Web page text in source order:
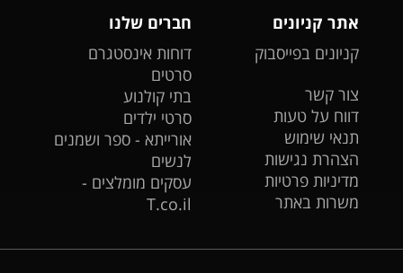
אתר קניונים
קניונים בפייסבוק
צור קשר
דווח על טעות
תנאי שימוש
הצהרת נגישות
מדיניות פרטיות
משרות באתר
חברים שלנו
דוחות אינסטגרם
סרטים
בתי קולנוע
סרטי ילדים
אורייתא - ספר ושמנים
לנשים
עסקים מומלצים -
T.co.il